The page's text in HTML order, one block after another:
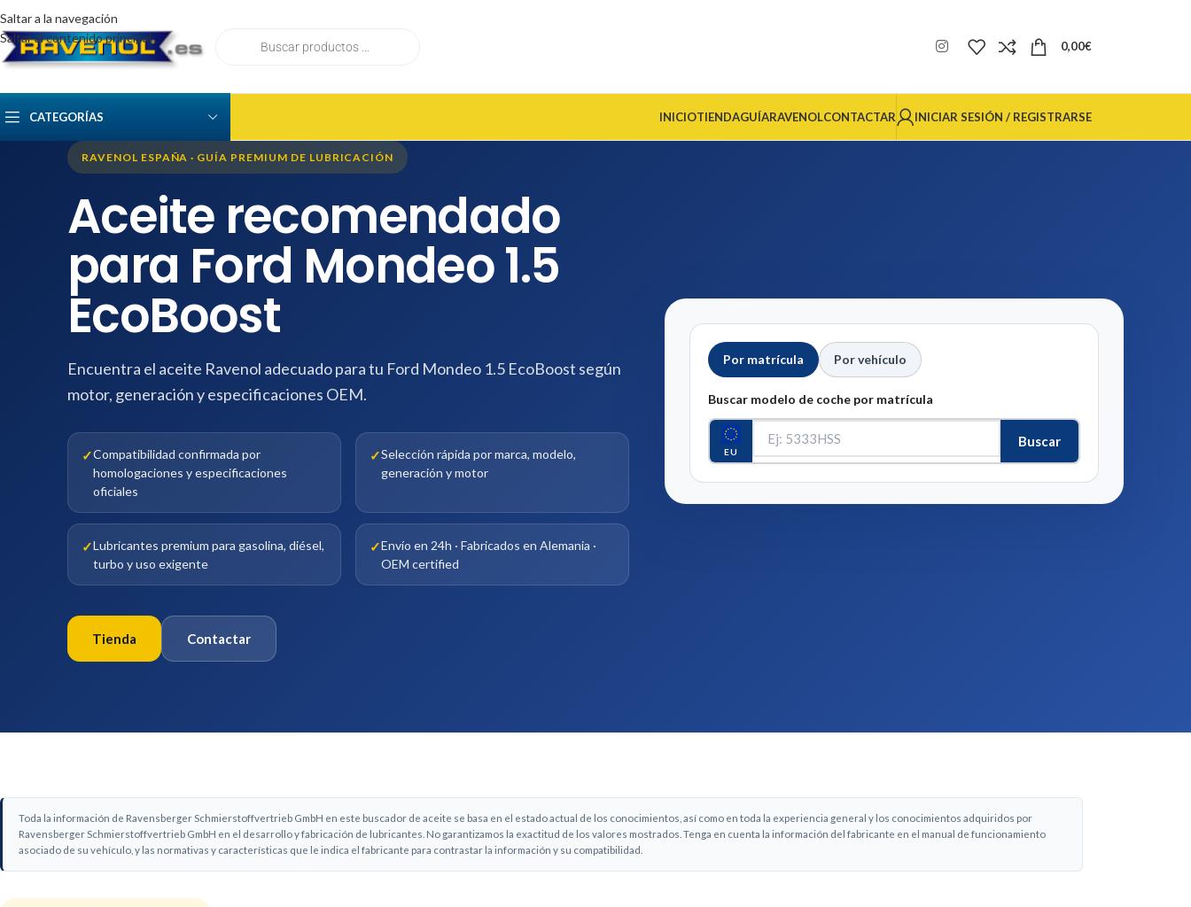
Saltar a la navegación
Saltar al contenido principal
0,00€
CATEGORÍAS INICIOTIENDAGUÍARAVENOLCONTACTAR INICIAR SESIÓN / REGISTRARSE
RAVENOL ESPAÑA · GUÍA PREMIUM DE LUBRICACIÓN
Aceite recomendado
para Ford Mondeo 1.5
EcoBoost
Encuentra el aceite Ravenol adecuado para tu Ford Mondeo 1.5 EcoBoost según
motor, generación y especificaciones OEM.
Compatibilidad confirmada por
homologaciones y especificaciones
oficiales
Selección rápida por marca, modelo,
generación y motor
Lubricantes premium para gasolina, diésel,
turbo y uso exigente
Envío en 24h · Fabricados en Alemania ·
OEM certified
Tienda Contactar
Por matrícula Por vehículo
Buscar modelo de coche por matrícula
EU
Buscar
Toda la información de Ravensberger Schmierstoffvertrieb GmbH en este buscador de aceite se basa en el estado actual de los conocimientos, así como en toda la experiencia general y los conocimientos adquiridos por
Ravensberger Schmierstoffvertrieb GmbH en el desarrollo y fabricación de lubricantes. No garantizamos la exactitud de los valores mostrados. Tenga en cuenta la información del fabricante en el manual de funcionamiento
asociado de su vehículo, y las normativas y características que le indica el fabricante para contrastar la información y su compatibilidad.